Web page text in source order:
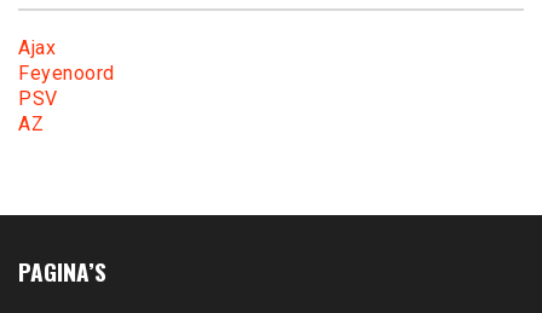
Ajax
Feyenoord
PSV
AZ
PAGINA’S